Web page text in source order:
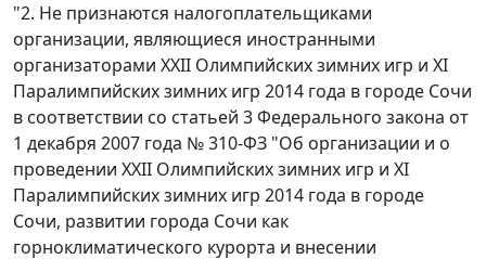
"2. Не признаются налогоплательщиками
организации, являющиеся иностранными
организаторами XXII Олимпийских зимних игр и XI
Паралимпийских зимних игр 2014 года в городе Сочи
в соответствии со статьей 3 Федерального закона от
1 декабря 2007 года № 310-ФЗ "Об организации и о
проведении XXII Олимпийских зимних игр и XI
Паралимпийских зимних игр 2014 года в городе
Сочи, развитии города Сочи как
горноклиматического курорта и внесении